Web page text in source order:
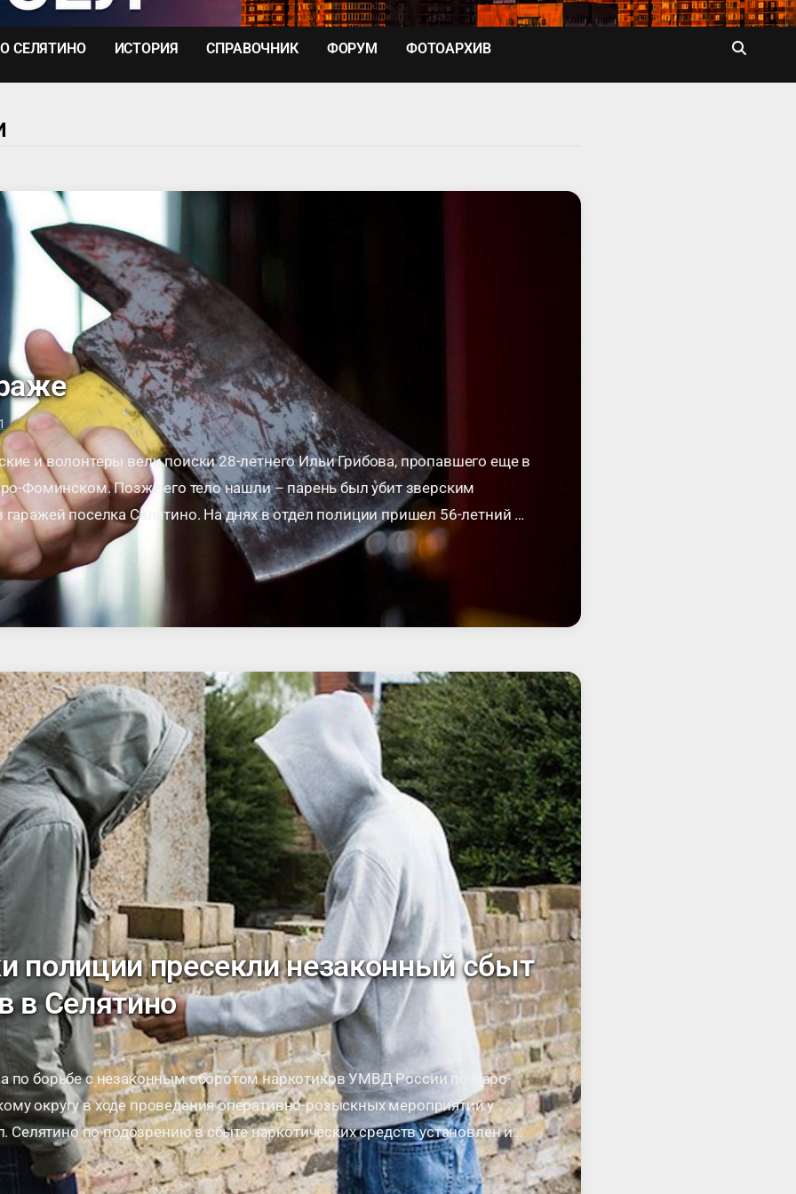
О СЕЛЯТИНО ИСТОРИЯ СПРАВОЧНИК ФОРУМ ФОТОАРХИВ
и волонтеры вели поиски 28-летнего Ильи Грибова, пропавшего еще в
Фоминском. Позже его тело нашли – парень был убит зверским
поселка Селятино. На днях в отдел полиции пришел 56-летний …
полиции пресекли незаконный сбыт
в Селятино
по борьбе с незаконным оборотом наркотиков УМВД России по Наро-
округу в ходе проведения оперативно-розыскных мероприятий у
Селятино по подозрению в сбыте наркотических средств установлен и
одной из республик …